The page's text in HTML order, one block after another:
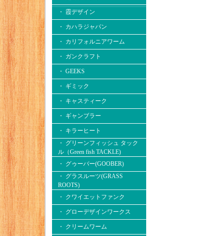
・ 霞デザイン
・ カハラジャパン
・ カリフォルニアワーム
・ ガンクラフト
・ GEEKS
・ ギミック
・ キャスティーク
・ ギャンブラー
・ キラーヒート
・ グリーンフィッシュ タック
ル（Green fish TACKLE)
・ グゥーバー(GOOBER)
・ グラスルーツ(GRASS
ROOTS)
・ クワイエットファンク
・ グローデザインワークス
・ クリームワーム